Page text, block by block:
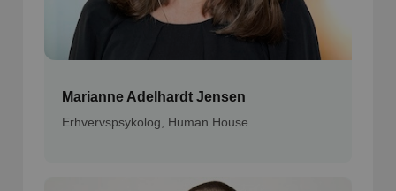
Marianne Adelhardt Jensen
Erhvervspsykolog, Human House